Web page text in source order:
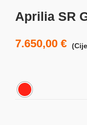
Aprilia SR
7.650,00 €